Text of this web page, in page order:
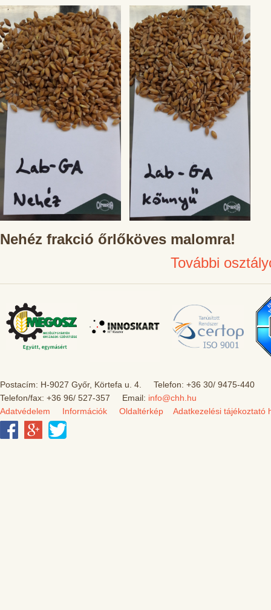
Nehéz frakció őrlőköves malomra!
További
Postacím: H-9027 Győr, Körtefa u. 4. Telefon: +36 30/ 9475-440
Telefon/fax: +36 96/ 527-357 Email: info@chh.hu
Adatvédelem
Információk Oldaltérkép Adatkezelési tájékoztató